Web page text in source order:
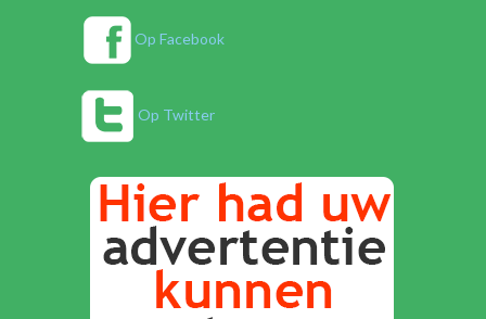
Op Facebook
Op Twitter